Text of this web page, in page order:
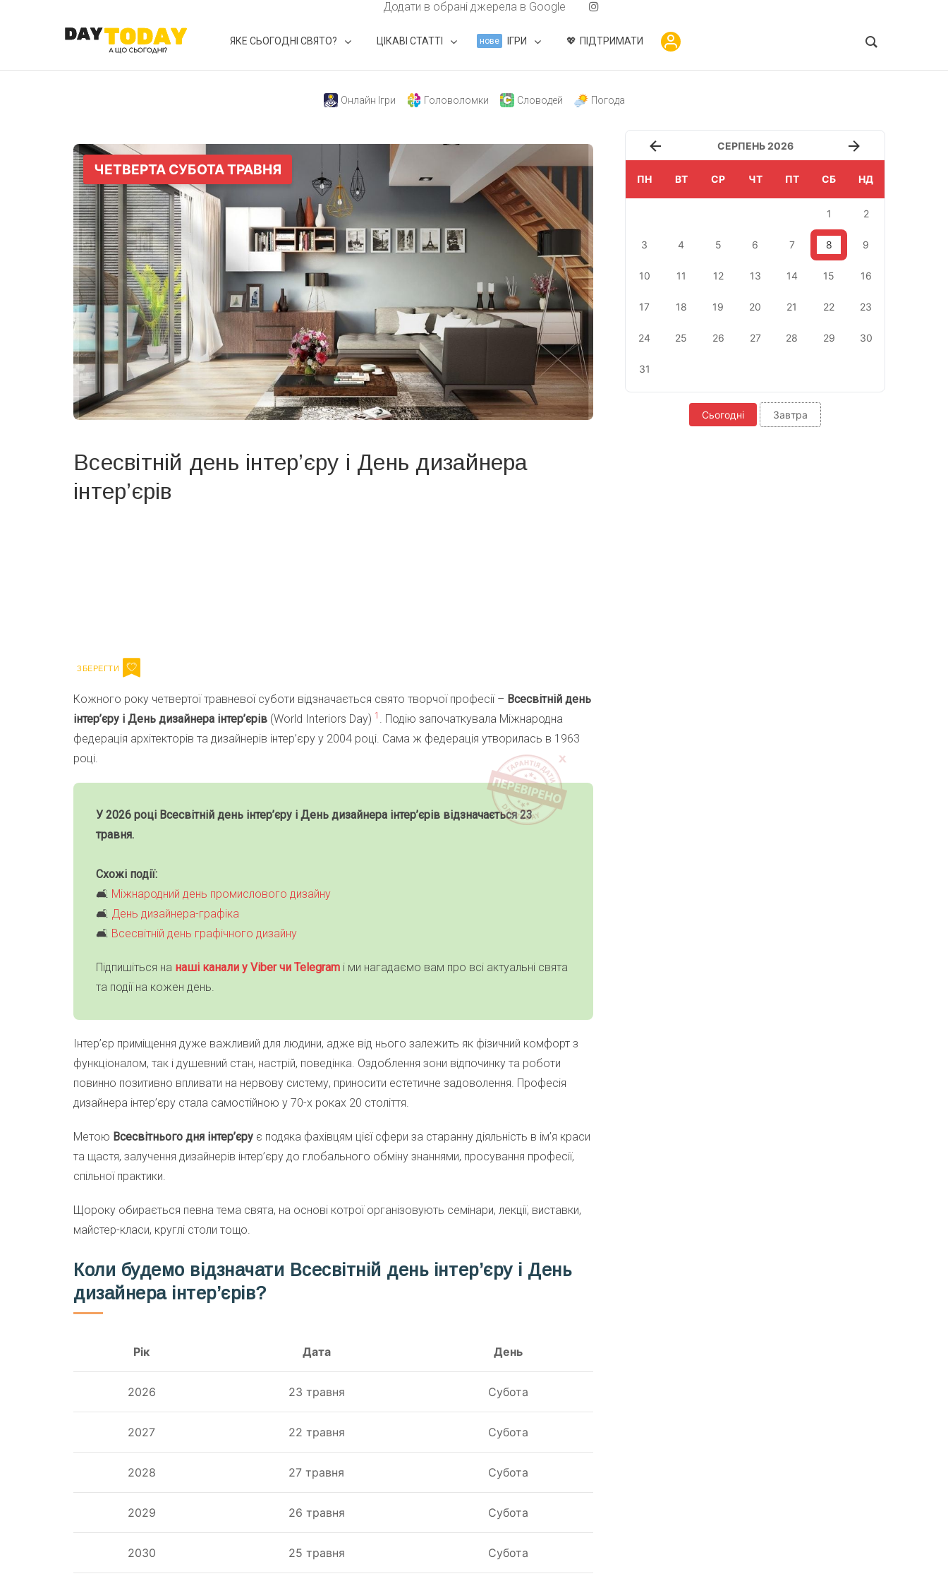
Додати в обрані джерела в Google
ЯКЕ СЬОГОДНІ СВЯТО? ЦІКАВІ СТАТТІ нове ІГРИ ПІДТРИМАТИ
Онлайн Ігри Головоломки Словодей Погода
Всесвітній день інтер’єру і День дизайнера
інтер’єрів
Кожного року четвертої травневої суботи відзначається свято творчої професії – Всесвітній день
інтер’єру і День дизайнера інтер’єрів (World Interiors Day) 1 . Подію започаткувала Міжнародна
федерація архітекторів та дизайнерів інтер’єру у 2004 році. Сама ж федерація утворилась в 1963
році.
У 2026 році Всесвітній день інтер’єру і День дизайнера інтер’єрів відзначається 23
травня.
Схожі події:
🛋 Міжнародний день промислового дизайну
🛋 День дизайнера-графіка
🛋 Всесвітній день графічного дизайну
Підпишіться на наші канали у Viber чи Telegram і ми нагадаємо вам про всі актуальні свята
та події на кожен день.
Інтер’єр приміщення дуже важливий для людини, адже від нього залежить як фізичний комфорт з
функціоналом, так і душевний стан, настрій, поведінка. Оздоблення зони відпочинку та роботи
повинно позитивно впливати на нервову систему, приносити естетичне задоволення. Професія
дизайнера інтер’єру стала самостійною у 70-х роках 20 століття.
Метою Всесвітнього дня інтер’єру є подяка фахівцям цієї сфери за старанну діяльність в ім’я краси
та щастя, залучення дизайнерів інтер’єру до глобального обміну знаннями, просування професії,
спільної практики.
Щороку обирається певна тема свята, на основі котрої організовують семінари, лекції, виставки,
майстер-класи, круглі столи тощо.
Коли будемо відзначати Всесвітній день інтер’єру і День
дизайнера інтер’єрів?
Рік Дата День
2026 23 травня Субота
2027 22 травня Субота
2028 27 травня Субота
2029 26 травня Субота
2030 25 травня Субота
СЕРПЕНЬ 2026
ПН ВТ СР ЧТ ПТ СБ НД
1 2
3 4 5 6 7 8 9
10 11 12 13 14 15 16
17 18 19 20 21 22 23
24 25 26 27 28 29 30
31
Сьогодні Завтра